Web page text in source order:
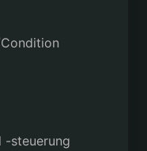
-steuerung